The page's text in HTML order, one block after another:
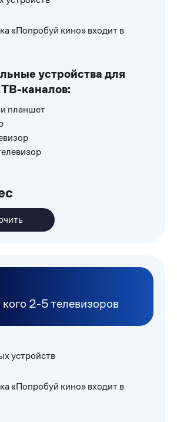
«Попробуй кино» входит в
устройства для
каналов:
планшет
кого 2-5 телевизоров
устройств
«Попробуй кино» входит в